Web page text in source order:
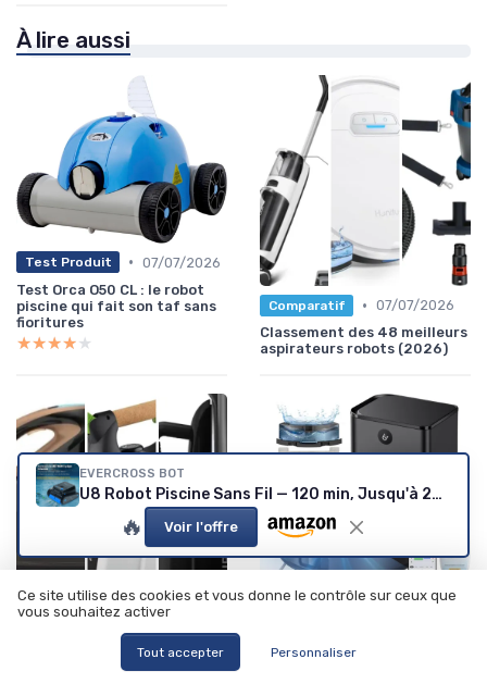
À lire aussi
Test Produit • 07/07/2026
Test Orca O50 CL : le robot
piscine qui fait son taf sans
fioritures
★★★★★
★★★★★
Comparatif • 07/07/2026
Classement des 48 meilleurs
aspirateurs robots (2026)
•
Les meilleurs centrales
vapeur : notre top 14 (2026)
des sols propres sans effort
EVERCROSS BOT
U8 Robot Piscine Sans Fil — 120 min, Jusqu'à 200 m²
🔥 Voir l'offre
Ce site utilise des cookies et vous donne le contrôle sur ceux que
vous souhaitez activer
Tout accepter Personnaliser